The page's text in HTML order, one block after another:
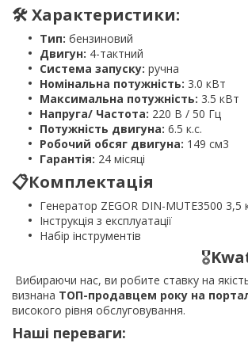
🛠️Характеристики:
Тип: бензиновий
Двигун: 4-тактний
Система запуску: ручна
Номінальна потужність: 3.0 кВт
Максимальна потужність: 3.5 кВт
Напруга/ Частота: 220 В / 50 Гц
Потужність двигуна: 6.5 к.с.
Робочий обсяг двигуна: 149 см3
Гарантія: 24 місяці
📋Комплектація
Генератор ZEGOR DIN-MUTE3500 3,5
Інструкція з експлуатації
Набір інструментів
🎖️
Вибираючи нас, ви робите ставку на
визнана ТОП-продавцем року на
високого рівня обслуговування.
Наші переваги: